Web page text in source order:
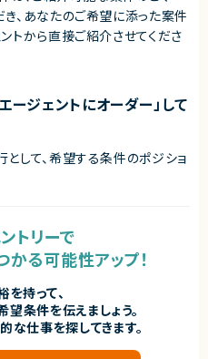
、 あなたのご希望に添った案件
トから直接ご紹介させてくださ
ージェントにオーダー」して
して、希望する条件のポジショ
トリーで
る可能性アップ！
持って、
条件を伝えましょう。
な仕事を探してきます。